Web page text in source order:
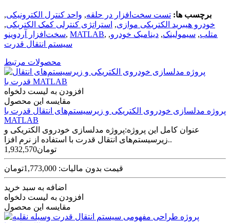
برچسب ها: تست سخت‌افزار در حلقه, واحد کنترل الکترونیکی,
خودرو هیبرید الکتریکی موازی, استراتژی کنترلی کمک الکتریکی,
سخت‌افزار آردوینو, MATLAB, متلب, سیمولینک, دینامیک خودرو,
سیستم انتقال قدرت
محصولات مرتبط
افزودن به لیست دلخواه
مقایسه این محصول
پروژه مدلسازی خودروی الکتریکی و زیرسیستم‌های انتقال قدرت با
MATLAB
عنوان کامل این پروژه:پروژه مدلسازی خودروی الکتریکی و
زیرسیستم‌های انتقال قدرت با استفاده از نرم افزا..
1,932,570تومان
قیمت بدون مالیات: 1,773,000تومان
اضافه به سبد خرید
افزودن به لیست دلخواه
مقایسه این محصول